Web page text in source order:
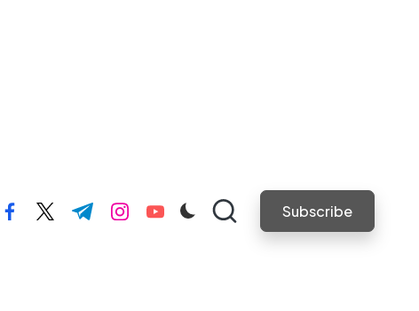
facebook.com
twitter.com
t.me instagram.com
youtube.com Subscribe